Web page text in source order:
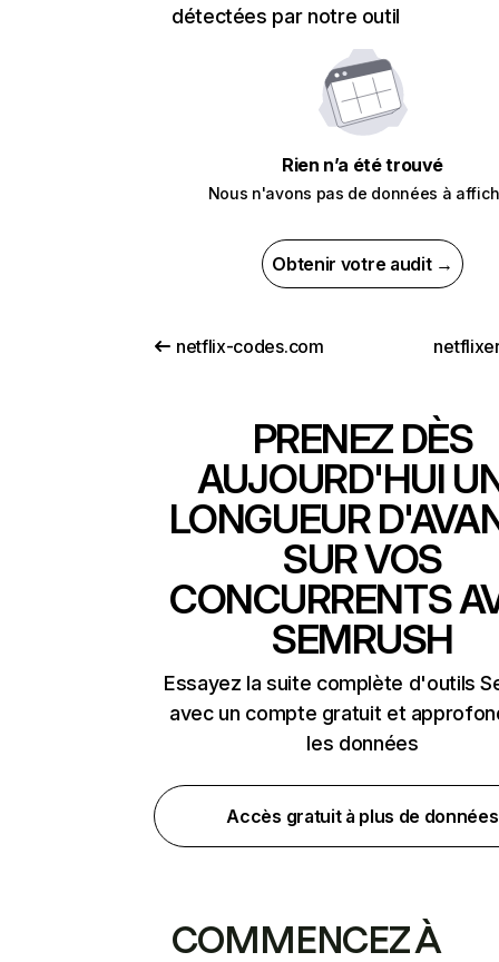
détectées par notre outil
Rien n’a été trouvé
Nous n'avons pas de données à
Obtenir votre audit →
netflix-codes.com
PRENEZ DÈS
AUJOURD'HUI
LONGUEUR
SUR VOS
CONCURRENTS
SEMRUSH
Essayez la suite complète d'outils
avec un compte gratuit et
les données
Accès gratuit à plus de données
COMMENCEZ À